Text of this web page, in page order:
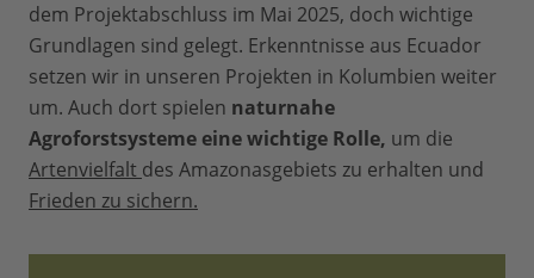
dem Projektabschluss im Mai 2025, doch wichtige
Grundlagen sind gelegt. Erkenntnisse aus Ecuador
setzen wir in unseren Projekten in Kolumbien weiter
um. Auch dort spielen naturnahe
Agroforstsysteme eine wichtige Rolle, um die
Artenvielfalt des Amazonasgebiets zu erhalten und
Frieden zu sichern.